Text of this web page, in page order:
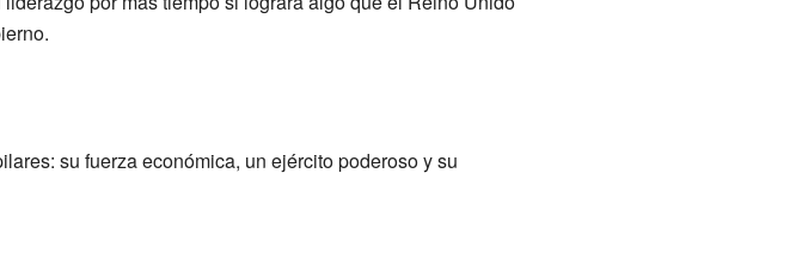
su fuerza económica, un ejército poderoso y su